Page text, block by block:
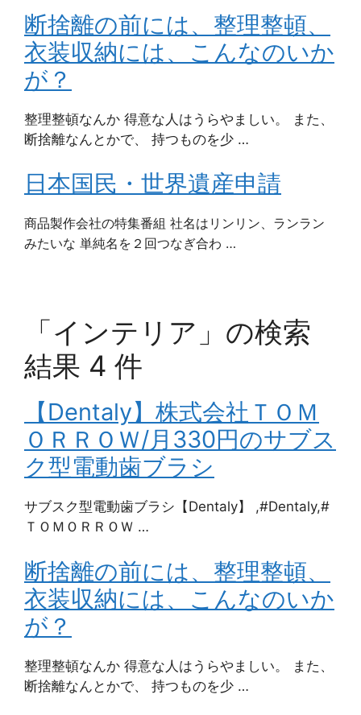
断捨離の前には、整理整頓、
衣装収納には、こんなのいか
が？
整理整頓なんか 得意な人はうらやましい。 また、
断捨離なんとかで、 持つものを少 …
日本国民・世界遺産申請
商品製作会社の特集番組 社名はリンリン、ランラン
みたいな 単純名を２回つなぎ合わ …
「インテリア」の検索
結果 4 件
【Dentaly】株式会社ＴＯＭ
ＯＲＲＯＷ/月330円のサブス
ク型電動歯ブラシ
サブスク型電動歯ブラシ【Dentaly】 ,#Dentaly,#
ＴＯＭＯＲＲＯＷ …
断捨離の前には、整理整頓、
衣装収納には、こんなのいか
が？
整理整頓なんか 得意な人はうらやましい。 また、
断捨離なんとかで、 持つものを少 …